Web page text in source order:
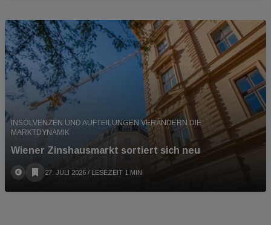
INSOLVENZEN UND AUFTEILUNGEN VERÄNDERN DIE
MARKTDYNAMIK
Wiener Zinshausmarkt sortiert sich neu
27. JULI 2026 / LESEZEIT 1 MIN